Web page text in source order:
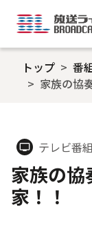
トップ
番
家族の協
tv テレビ番組
家族の
家！！